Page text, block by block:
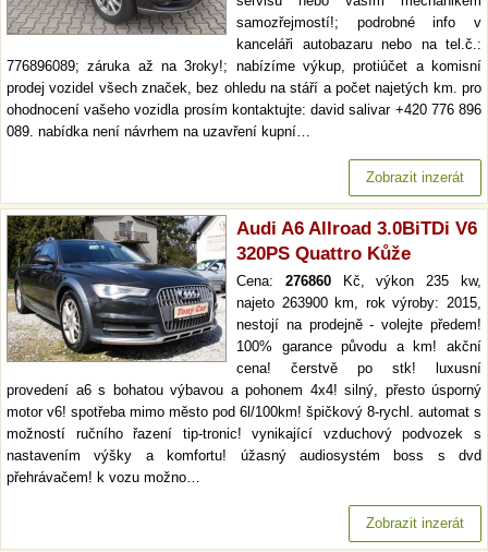
samozřejmostí!; podrobné info v
kanceláři autobazaru nebo na tel.č.:
776896089; záruka až na 3roky!; nabízíme výkup, protiúčet a komisní
prodej vozidel všech značek, bez ohledu na stáří a počet najetých km. pro
ohodnocení vašeho vozidla prosím kontaktujte: david salivar +420 776 896
089. nabídka není návrhem na uzavření kupní…
Zobrazit inzerát
Audi A6 Allroad 3.0BiTDi V6
320PS Quattro Kůže
Cena: 276860Kč, výkon 235 kw,
najeto 263900 km, rok výroby: 2015,
nestojí na prodejně - volejte předem!
100% garance původu a km! akční
cena! čerstvě po stk! luxusní
provedení a6 s bohatou výbavou a pohonem 4x4! silný, přesto úsporný
motor v6! spotřeba mimo město pod 6l/100km! špičkový 8-rychl. automat s
možností ručního řazení tip-tronic! vynikající vzduchový podvozek s
nastavením výšky a komfortu! úžasný audiosystém boss s dvd
přehrávačem! k vozu možno…
Zobrazit inzerát